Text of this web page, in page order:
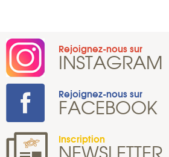
Rejoignez-nous sur
INSTAGRAM
Rejoignez-nous sur
FACEBOOK
Inscription